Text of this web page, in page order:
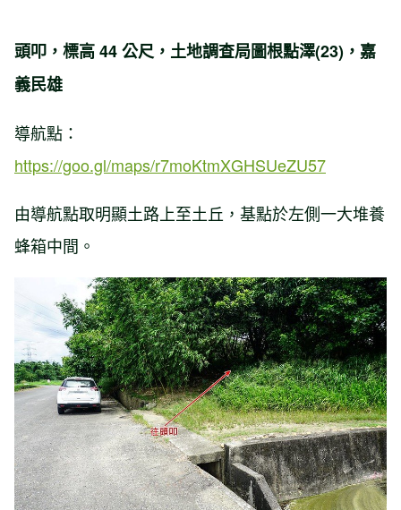
頭叩，標高 44 公尺，土地調查局圖根點澤(23)，嘉
義民雄
導航點：
https://goo.gl/maps/r7moKtmXGHSUeZU57
由導航點取明顯土路上至土丘，基點於左側一大堆養
蜂箱中間。